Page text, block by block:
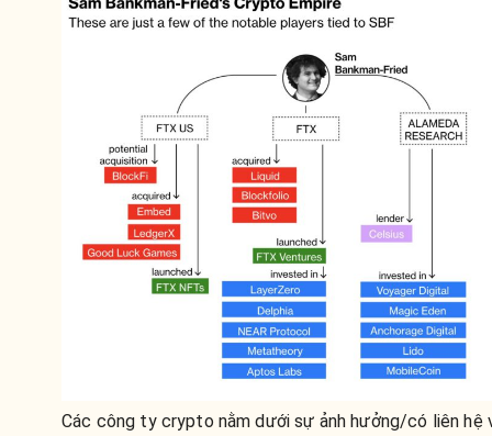
Các công ty crypto nằm dưới sự ảnh hưởng/có liên hệ